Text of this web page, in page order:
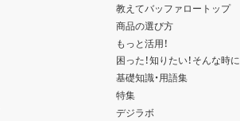
教えてバッファロートップ
商品の選び方
もっと活用！
困った！知りたい！そんな時に
基礎知識・用語集
特集
デジラボ